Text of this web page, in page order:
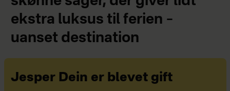
ekstra luksus til ferien –
uanset destination
Jesper Dein er blevet gift